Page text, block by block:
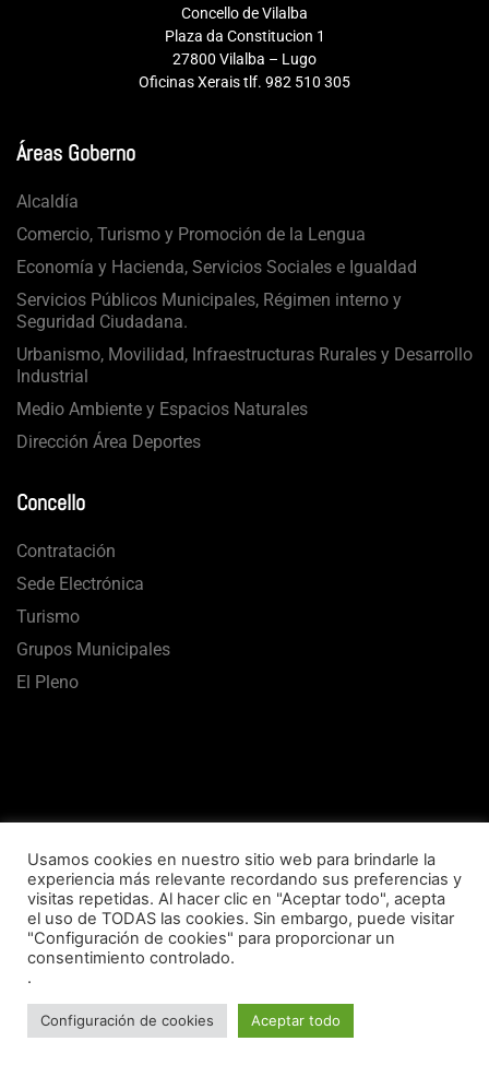
Concello de Vilalba
Plaza da Constitucion 1
27800 Vilalba – Lugo
Oficinas Xerais tlf. 982 510 305
Áreas Goberno
Alcaldía
Comercio, Turismo y Promoción de la Lengua
Economía y Hacienda, Servicios Sociales e Igualdad
Servicios Públicos Municipales, Régimen interno y
Seguridad Ciudadana.
Urbanismo, Movilidad, Infraestructuras Rurales y Desarrollo
Industrial
Medio Ambiente y Espacios Naturales
Dirección Área Deportes
Concello
Contratación
Sede Electrónica
Turismo
Grupos Municipales
El Pleno
Aviso Legal Termos de usoPolítica de Privacidade
Política de CookiesMapa Web
Concello de Vilalba © 2020 Todos los derechos reservados
Usamos cookies en nuestro sitio web para brindarle la
experiencia más relevante recordando sus preferencias y
visitas repetidas. Al hacer clic en "Aceptar todo", acepta
el uso de TODAS las cookies. Sin embargo, puede visitar
"Configuración de cookies" para proporcionar un
consentimiento controlado.
.
Configuración de cookies Aceptar todo